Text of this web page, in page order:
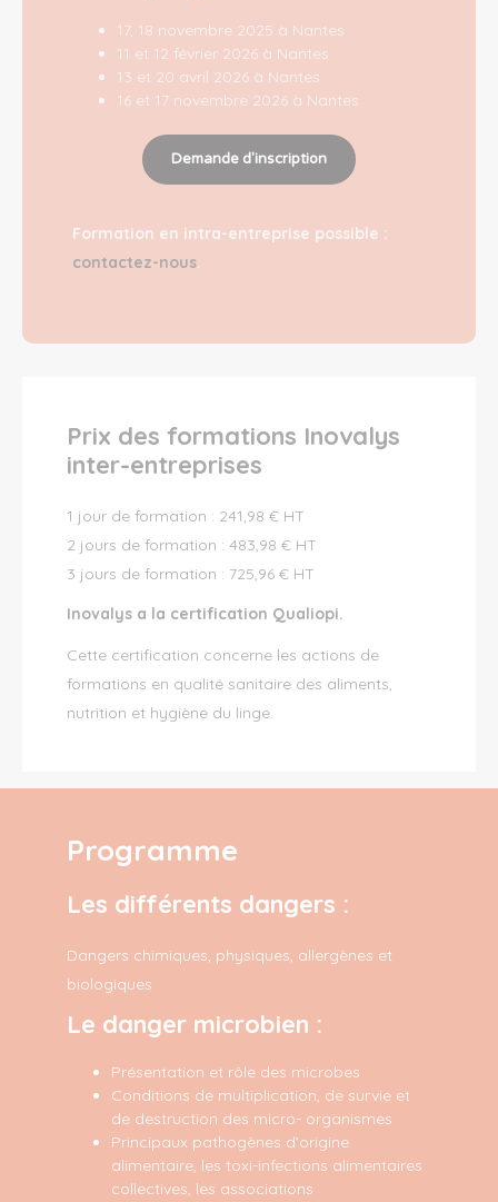
17, 18 novembre 2025 à Nantes
11 et 12 février 2026 à Nantes
13 et 20 avril 2026 à Nantes
16 et 17 novembre 2026 à Nantes
Demande d'inscription
Formation en intra-entreprise possible :
contactez-nous.
Prix des formations Inovalys
inter-entreprises
1 jour de formation : 241,98 € HT
2 jours de formation : 483,98 € HT
3 jours de formation : 725,96 € HT
Inovalys a la certification Qualiopi.
Cette certification concerne les actions de
formations en qualité sanitaire des aliments,
nutrition et hygiène du linge.
Programme
Les différents dangers :
Dangers chimiques, physiques, allergènes et
biologiques
Le danger microbien :
Présentation et rôle des microbes
Conditions de multiplication, de survie et
de destruction des micro- organismes
Principaux pathogènes d’origine
alimentaire, les toxi-infections alimentaires
collectives, les associations